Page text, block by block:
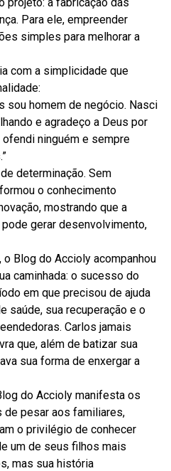
Para ele, empreender
simples para melhorar a
com a simplicidade que
sou homem de negócio. Nasci
e agradeço a Deus por
ninguém e sempre
determinação. Sem
o conhecimento
mostrando que a
gerar desenvolvimento,
Blog do Accioly acompanhou
caminhada: o sucesso do
em que precisou de ajuda
saúde, sua recuperação e o
Carlos jamais
que, além de batizar sua
sua forma de enxergar a
do Accioly manifesta os
pesar aos familiares,
o privilégio de conhecer
um de seus filhos mais
mas sua história